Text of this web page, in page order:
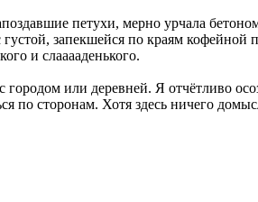
петухи, мерно урчала
запекшейся по краям
и слааааденького.
или деревней. Я отчётливо
по сторонам. Хотя здесь ничего